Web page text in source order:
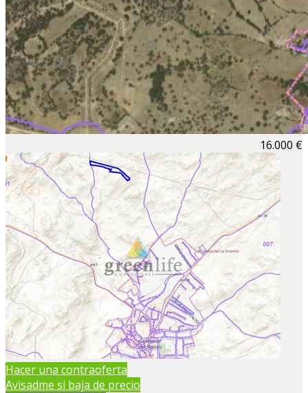
16.000 €
Hacer una contraoferta
Avisadme si baja de precio